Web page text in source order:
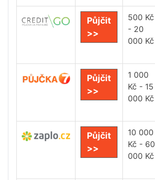
Půjčit
>>
500 Kč
- 20
000 Kč
Půjčit
>>
1 000
Kč - 15
000 Kč
Půjčit
>>
10 000
Kč - 60
000 Kč